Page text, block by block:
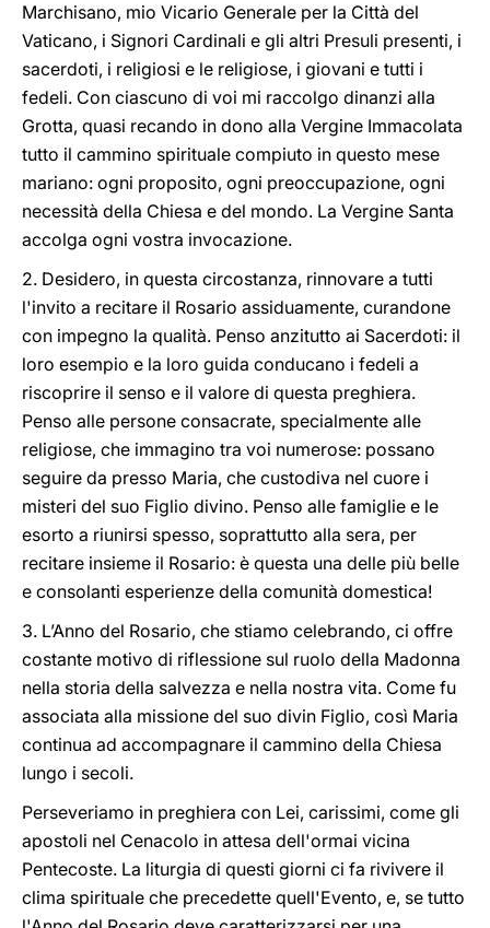
Marchisano, mio Vicario Generale per la Città del
Vaticano, i Signori Cardinali e gli altri Presuli presenti, i
sacerdoti, i religiosi e le religiose, i giovani e tutti i
fedeli. Con ciascuno di voi mi raccolgo dinanzi alla
Grotta, quasi recando in dono alla Vergine Immacolata
tutto il cammino spirituale compiuto in questo mese
mariano: ogni proposito, ogni preoccupazione, ogni
necessità della Chiesa e del mondo. La Vergine Santa
accolga ogni vostra invocazione.
2. Desidero, in questa circostanza, rinnovare a tutti
l'invito a recitare il Rosario assiduamente, curandone
con impegno la qualità. Penso anzitutto ai Sacerdoti: il
loro esempio e la loro guida conducano i fedeli a
riscoprire il senso e il valore di questa preghiera.
Penso alle persone consacrate, specialmente alle
religiose, che immagino tra voi numerose: possano
seguire da presso Maria, che custodiva nel cuore i
misteri del suo Figlio divino. Penso alle famiglie e le
esorto a riunirsi spesso, soprattutto alla sera, per
recitare insieme il Rosario: è questa una delle più belle
e consolanti esperienze della comunità domestica!
3. L’Anno del Rosario, che stiamo celebrando, ci offre
costante motivo di riflessione sul ruolo della Madonna
nella storia della salvezza e nella nostra vita. Come fu
associata alla missione del suo divin Figlio, così Maria
continua ad accompagnare il cammino della Chiesa
lungo i secoli.
Perseveriamo in preghiera con Lei, carissimi, come gli
apostoli nel Cenacolo in attesa dell'ormai vicina
Pentecoste. La liturgia di questi giorni ci fa rivivere il
clima spirituale che precedette quell'Evento, e, se tutto